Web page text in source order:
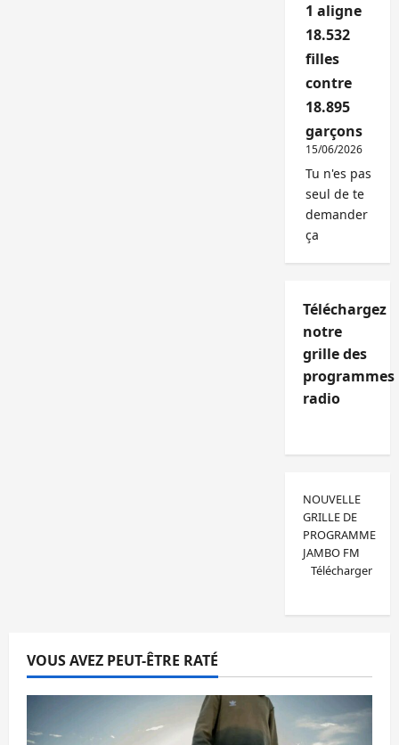
1 aligne
18.532
filles
contre
18.895
garçons
15/06/2026
Tu n'es pas
seul de te
demander
ça
Téléchargez
notre
grille des
programmes
radio
NOUVELLE
GRILLE DE
PROGRAMME
JAMBO FM
Télécharger
VOUS AVEZ PEUT-ÊTRE RATÉ